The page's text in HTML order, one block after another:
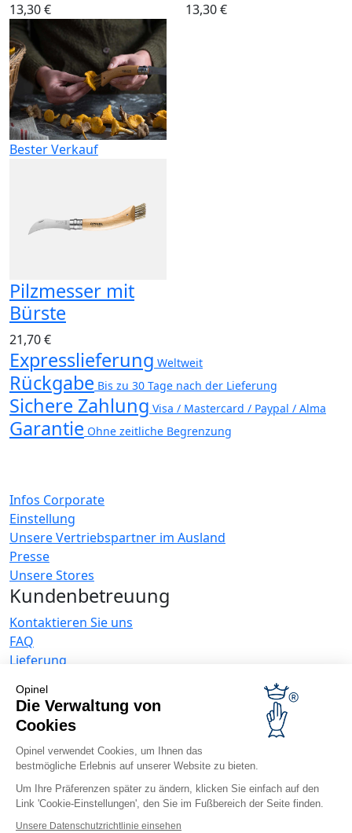
Opinel
Die Verwaltung von
Cookies
Opinel verwendet Cookies, um Ihnen das
bestmögliche Erlebnis auf unserer Website zu bieten.
Um Ihre Präferenzen später zu ändern, klicken Sie einfach auf den
Link 'Cookie-Einstellungen', den Sie im Fußbereich der Seite finden.
Unsere Datenschutzrichtlinie einsehen
13,30 € 13,30 €
Bester Verkauf
Pilzmesser mit
Bürste
21,70 €
Expresslieferung Weltweit
Rückgabe Bis zu 30 Tage nach der Lieferung
Sichere Zahlung Visa / Mastercard / Paypal / Alma
Garantie Ohne zeitliche Begrenzung
Infos Corporate
Einstellung
Unsere Vertriebspartner im Ausland
Presse
Unsere Stores
Kundenbetreuung
Kontaktieren Sie uns
FAQ
Lieferung
30 Tage Rückgaberecht
Sichere Zahlung
KUNDENDIENST
Allgemeine Verkaufsbedingungen
Datenschutzrichtlinie
Angebote für Unternehmen
Werbegeschenke